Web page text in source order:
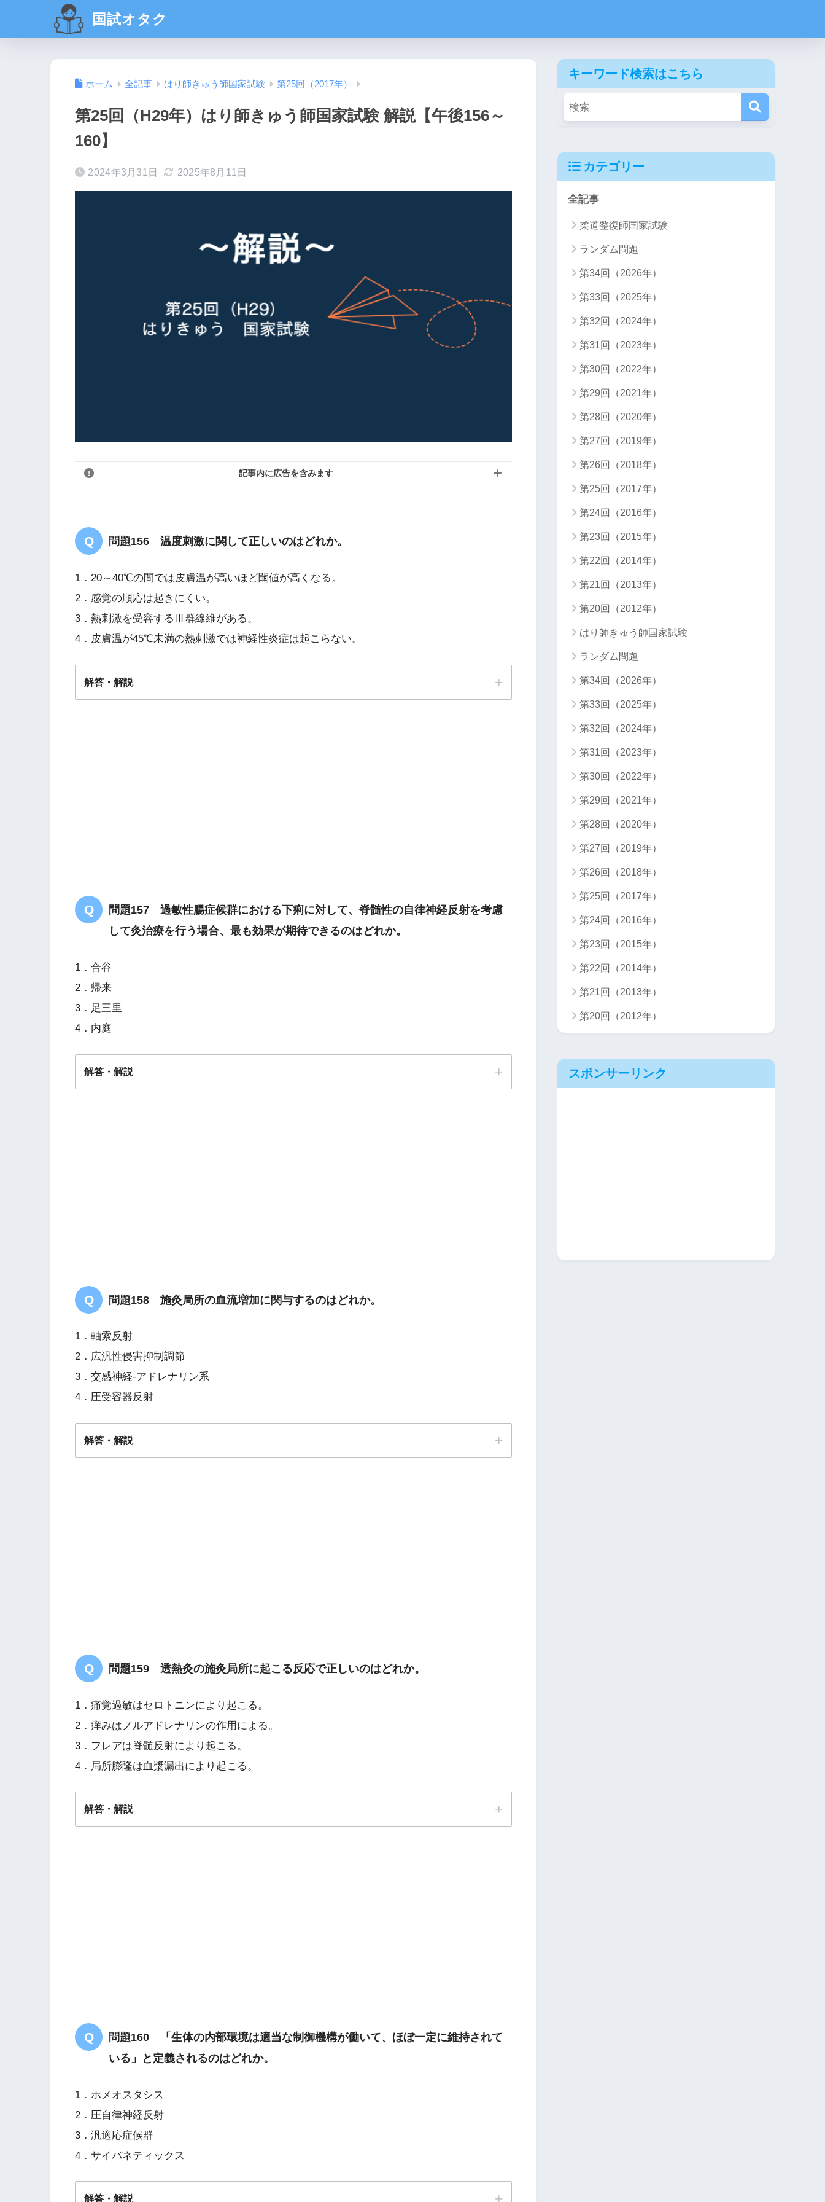
国試オタク
ホーム 全記事 はり師きゅう師国家試験 第25回（2017年）
第25回（H29年）はり師きゅう師国家試験 解説【午後156～
160】
2024年3月31日 2025年8月11日
記事内に広告を含みます
問題156 温度刺激に関して正しいのはどれか。
1．20～40℃の間では皮膚温が高いほど閾値が高くなる。
2．感覚の順応は起きにくい。
3．熱刺激を受容するⅢ群線維がある。
4．皮膚温が45℃未満の熱刺激では神経性炎症は起こらない。
解答・解説
問題157 過敏性腸症候群における下痢に対して、脊髄性の自律神経反射を考慮
して灸治療を行う場合、最も効果が期待できるのはどれか。
1．合谷
2．帰来
3．足三里
4．内庭
解答・解説
問題158 施灸局所の血流増加に関与するのはどれか。
1．軸索反射
2．広汎性侵害抑制調節
3．交感神経-アドレナリン系
4．圧受容器反射
解答・解説
問題159 透熱灸の施灸局所に起こる反応で正しいのはどれか。
1．痛覚過敏はセロトニンにより起こる。
2．痒みはノルアドレナリンの作用による。
3．フレアは脊髄反射により起こる。
4．局所膨隆は血漿漏出により起こる。
解答・解説
問題160 「生体の内部環境は適当な制御機構が働いて、ほぼ一定に維持されて
いる」と定義されるのはどれか。
1．ホメオスタシス
2．圧自律神経反射
3．汎適応症候群
4．サイバネティックス
解答・解説
キーワード検索はこちら
カテゴリー
全記事
柔道整復師国家試験
ランダム問題
第34回（2026年）
第33回（2025年）
第32回（2024年）
第31回（2023年）
第30回（2022年）
第29回（2021年）
第28回（2020年）
第27回（2019年）
第26回（2018年）
第25回（2017年）
第24回（2016年）
第23回（2015年）
第22回（2014年）
第21回（2013年）
第20回（2012年）
はり師きゅう師国家試験
ランダム問題
第34回（2026年）
第33回（2025年）
第32回（2024年）
第31回（2023年）
第30回（2022年）
第29回（2021年）
第28回（2020年）
第27回（2019年）
第26回（2018年）
第25回（2017年）
第24回（2016年）
第23回（2015年）
第22回（2014年）
第21回（2013年）
第20回（2012年）
スポンサーリンク